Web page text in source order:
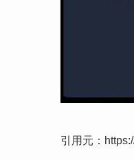
引用元：